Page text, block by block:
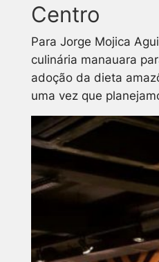
Centro
Para Jorge Mojica
culinária manauara
adoção da dieta
uma vez que